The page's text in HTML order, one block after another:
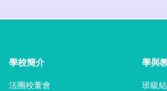
學校簡介
法團校董會
學與
班級